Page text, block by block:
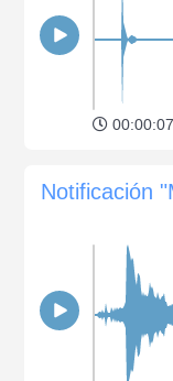
00:00:07
Notificación